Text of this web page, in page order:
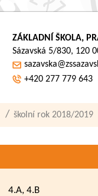
ZÁKLADNÍ ŠKOLA,
Sázavská 5/830, 120
+420 277 779 643
školní rok 2018/2019
4.A, 4.B